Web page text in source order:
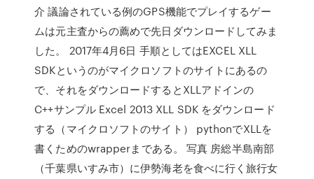
介 議論されている例のGPS機能でプレイするゲー
ムは元主査からの薦めで先日ダウンロードしてみま
した。 2017年4月6日 手順としてはEXCEL XLL
SDKというのがマイクロソフトのサイトにあるの
で、それをダウンロードするとXLLアドインの
C++サンプル Excel 2013 XLL SDK をダウンロード
する（マイクロソフトのサイト） pythonでXLLを
書くためのwrapperまである。 写真 房総半島南部
（千葉県いすみ市）に伊勢海老を食べに行く旅行女